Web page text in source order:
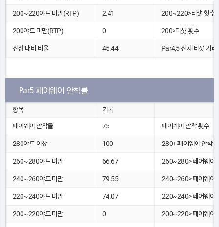
200~220야드 미만(RTP) 2.41 200~220>티샷 횟수
200야드 미만(RTP) 0 200>티샷 횟수
전장 대비 비율 45.44 Par4,5 전체 티샷 거
Par5 페어웨이 안착률
항목 기록
페어웨이 안착률 75 페어웨이 안착 횟수
280야드 이상 100 280+ 페어웨이 안착
260~280야드 미만 66.67 260~280> 페어웨이
240~260야드 미만 79.55 240~260> 페어웨이
220~240야드 미만 74.07 220~240> 페어웨이
200~220야드 미만 0 200~220> 페어웨이